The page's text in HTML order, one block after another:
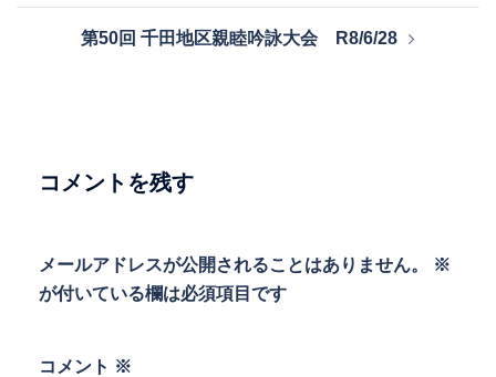
ョ
第50回 千田地区親睦吟詠大会 R8/6/28
コメントを残す
メールアドレスが公開されることはありません。
※
が付いている欄は必須項目です
コメント ※